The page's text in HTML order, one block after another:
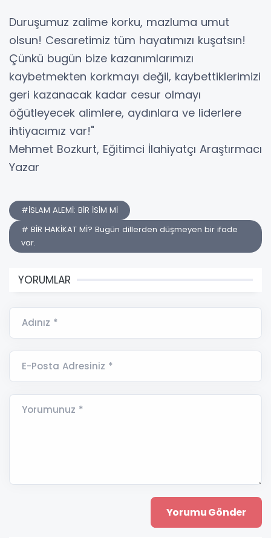
Duruşumuz zalime korku, mazluma umut
olsun! Cesaretimiz tüm hayatımızı kuşatsın!
Çünkü bugün bize kazanımlarımızı
kaybetmekten korkmayı değil, kaybettiklerimizi
geri kazanacak kadar cesur olmayı
öğütleyecek alimlere, aydınlara ve liderlere
ihtiyacımız var!"
Mehmet Bozkurt, Eğitimci İlahiyatçı Araştırmacı
Yazar
#İSLAM ALEMİ: BİR İSİM Mİ
# BİR HAKİKAT Mİ? Bugün dillerden düşmeyen bir ifade
var.
YORUMLAR
Adınız *
E-Posta Adresiniz *
Yorumunuz *